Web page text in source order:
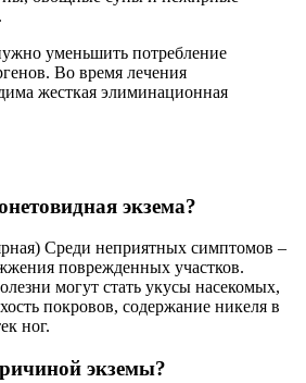
уменьшить потребление
Во время лечения
жесткая элиминационная
экзема?
Среди неприятных симптомов –
поврежденных участков.
могут стать укусы насекомых,
покровов, содержание никеля в
ног.
экземы?